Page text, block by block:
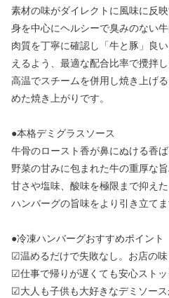
素材の味がダイレクトに風味に反
身を中心にヘルシーで臭みのない牛
肉質を丁寧に確認し「牛と豚」良
えるよう、最適な配合比率で攪拌し
高温でスチームを併用し焼き上げ
めた焼き上がりです。
●本格デミグラスソース
牛骨のロースト香が鼻にぬける香ば
野菜の甘みに包まれた牛の重厚な旨
甘さや塩味、酸味を極限まで抑え
ハンバーグの旨味をより引き立てま
●冷凍ハンバーグおすすめポイント
☑温めるだけで失敗なし。お店の味
☑仕事で帰りが遅くても安心ストッ
☑大人も子供も大好きなデミソース